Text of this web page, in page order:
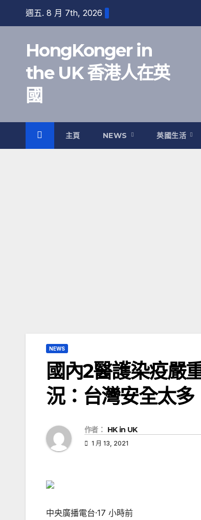
週五. 8 月 7th, 2026
HongKonger in
the UK 香港人在英
國
主頁 NEWS 英國生活
NEWS
國內2醫護染疫嚴
況：台灣安全太多
作者： HK in UK
1 月 13, 2021
中央廣播電台·17 小時前